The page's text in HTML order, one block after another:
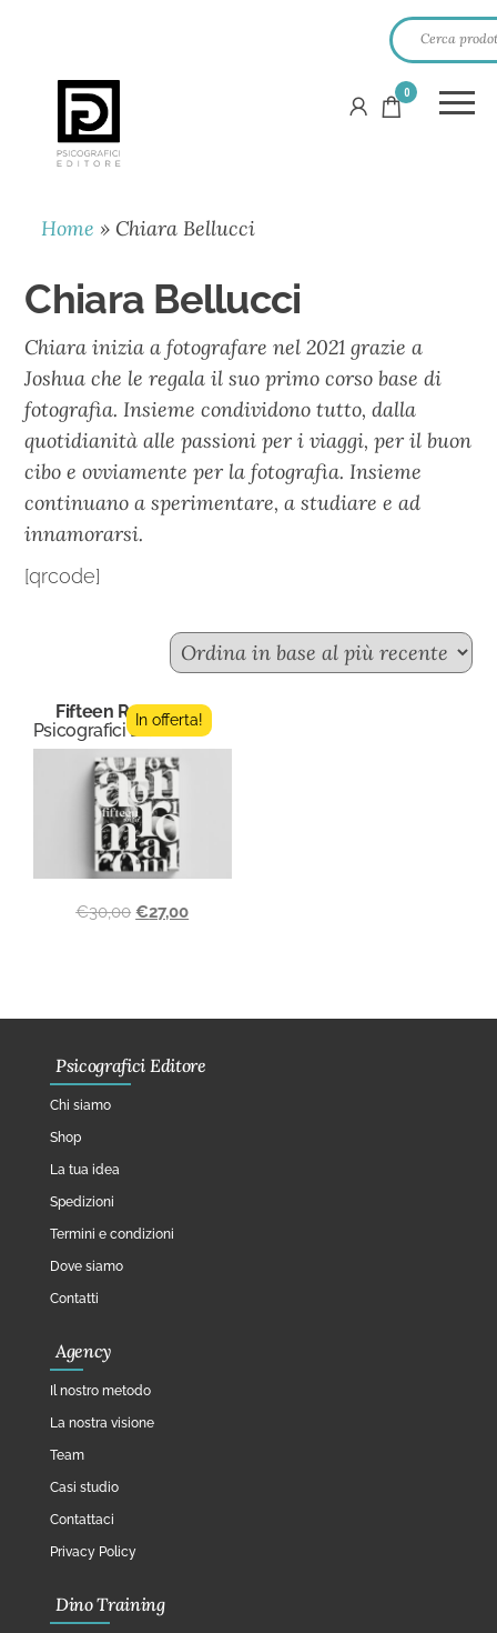
PSICOGRAFICI
EDITORE
0
Home » Chiara Bellucci
Chiara Bellucci
Chiara inizia a fotografare nel 2021 grazie a
Joshua che le regala il suo primo corso base di
fotografia. Insieme condividono tutto, dalla
quotidianità alle passioni per i viaggi, per il buon
cibo e ovviamente per la fotografia. Insieme
continuano a sperimentare, a studiare e ad
innamorarsi.
[qrcode]
Fifteen Roma
Psicografici Editore
In offerta!
€30,00 €27,00
Psicografici Editore
Chi siamo
Shop
La tua idea
Spedizioni
Termini e condizioni
Dove siamo
Contatti
Agency
Il nostro metodo
La nostra visione
Team
Casi studio
Contattaci
Privacy Policy
Dino Training